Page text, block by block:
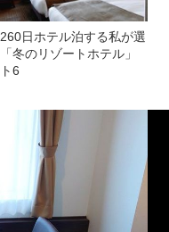
日ホテル泊する私が選
冬のリゾートホテル」
6